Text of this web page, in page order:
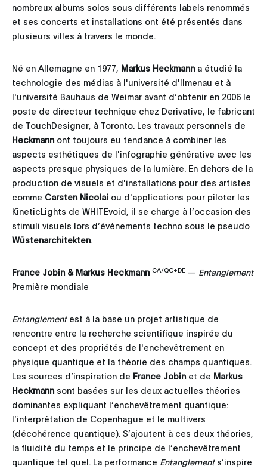
nombreux albums solos sous différents labels renommés
et ses concerts et installations ont été présentés dans
plusieurs villes à travers le monde.
Né en Allemagne en 1977, Markus Heckmann a étudié la
technologie des médias à l'université d'Ilmenau et à
l'université Bauhaus de Weimar avant d’obtenir en 2006 le
poste de directeur technique chez Derivative, le fabricant
de TouchDesigner, à Toronto. Les travaux personnels de
Heckmann ont toujours eu tendance à combiner les
aspects esthétiques de l'infographie générative avec les
aspects presque physiques de la lumière. En dehors de la
production de visuels et d'installations pour des artistes
comme Carsten Nicolai ou d'applications pour piloter les
KineticLights de WHITEvoid, il se charge à l’occasion des
stimuli visuels lors d’événements techno sous le pseudo
Wüstenarchitekten
France Jobin & Markus Heckmann CA/QC+DE — Entanglement
Première mondiale
Entanglementest à la base un projet artistique de
rencontre entre la recherche scientifique inspirée du
concept et des propriétés de l'enchevêtrement en
physique quantique et la théorie des champs quantiques.
Les sources d’inspiration de France Jobin et de Markus
Heckmann sont basées sur les deux actuelles théories
dominantes expliquant l’enchevêtrement quantique:
l’interprétation de Copenhague et le multivers
(décohérence quantique). S’ajoutent à ces deux théories,
la fluidité du temps et le principe de l’enchevêtrement
quantique tel quel. La performance Entanglements’inspire